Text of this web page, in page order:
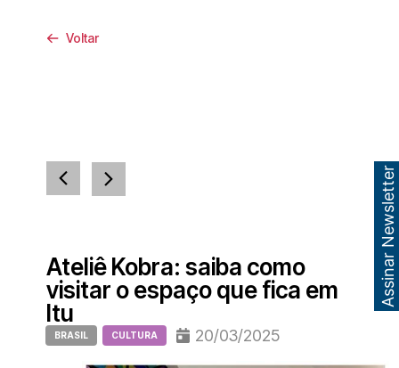
Voltar
Ateliê Kobra: saiba como
visitar o espaço que fica em
Itu
BRASIL CULTURA 20/03/2025
Assinar Newsletter